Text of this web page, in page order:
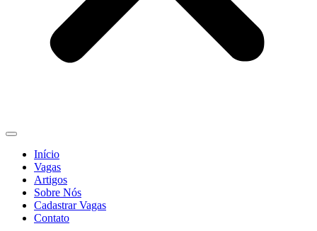
Início
Vagas
Artigos
Sobre Nós
Cadastrar Vagas
Contato